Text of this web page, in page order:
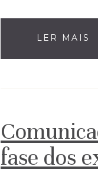
LER MAIS
fase dos